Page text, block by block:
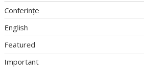
Conferințe
English
Featured
Important